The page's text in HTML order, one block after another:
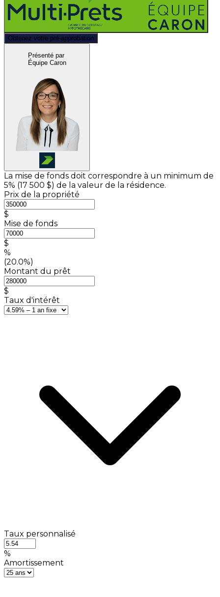
Obtenez votre pré-approbation
Présenté par
Équipe Caron
La mise de fonds doit correspondre à un minimum de
5% (17 500 $) de la valeur de la résidence.
Prix de la propriété
$
Mise de fonds
$
%
(20.0%)
Montant du prêt
$
Taux d'intérêt
Taux personnalisé
%
Amortissement